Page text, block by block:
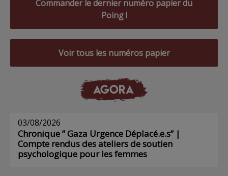
Commander le dernier numéro papier du
Poing !
Voir tous les numéros papier
AGORA
03/08/2026
Chronique ” Gaza Urgence Déplacé.e.s” |
Compte rendus des ateliers de soutien
psychologique pour les femmes